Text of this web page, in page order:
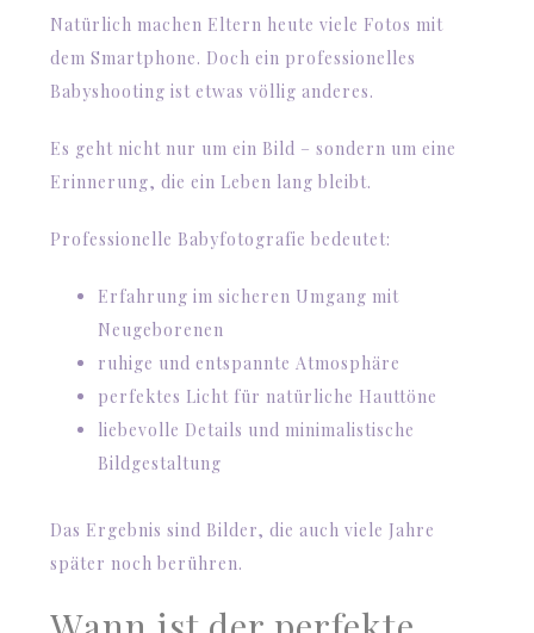
Natürlich machen Eltern heute viele Fotos mit
dem Smartphone. Doch ein professionelles
Babyshooting ist etwas völlig anderes.
Es geht nicht nur um ein Bild – sondern um eine
Erinnerung, die ein Leben lang bleibt.
Professionelle Babyfotografie bedeutet:
Erfahrung im sicheren Umgang mit
Neugeborenen
ruhige und entspannte Atmosphäre
perfektes Licht für natürliche Hauttöne
liebevolle Details und minimalistische
Bildgestaltung
Das Ergebnis sind Bilder, die auch viele Jahre
später noch berühren.